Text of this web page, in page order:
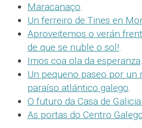
Maracanaço.
Un ferreiro de Tines en
Aproveitemos o verán
de que se nuble o sol!.
Imos coa ola da esperanza.
Un pequeno paseo por un
paraíso atlántico galego.
O futuro da Casa de
As portas do Centro